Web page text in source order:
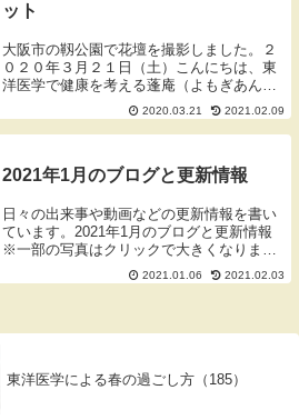
ット
大阪市の靱公園で花壇を撮影しました。２
０２０年３月２１日（土）こんにちは、東
洋医学で健康を考える蓬庵（よもぎあん）
のワダです。ブログをご覧いただきありが
とうございます。※一部の写真はクリック
で大きくなります。無断使用・転載はご遠
2020.03.21 2021.02.09
2021年1月のブログと更新情報
日々の出来事や動画などの更新情報を書い
ています。2021年1月のブログと更新情報
※一部の写真はクリックで大きくなりま
す。無断使用・転載はご遠慮ください。月
間ブログ別月のブログはこちらから↓↓1月1
2021.01.06 2021.02.03
東洋医学による春の過ごし方（185）